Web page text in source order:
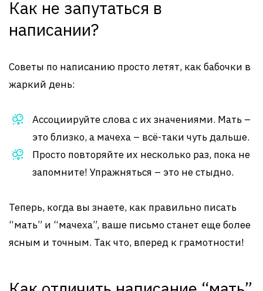
Как не запутаться в
написании?
Советы по написанию просто летят, как бабочки в
жаркий день:
Ассоциируйте слова с их значениями. Мать –
это близко, а мачеха – всё-таки чуть дальше.
Просто повторяйте их несколько раз, пока не
запомните! Упражняться – это не стыдно.
Теперь, когда вы знаете, как правильно писать
“мать” и “мачеха”, ваше письмо станет еще более
ясным и точным. Так что, вперед к грамотности!